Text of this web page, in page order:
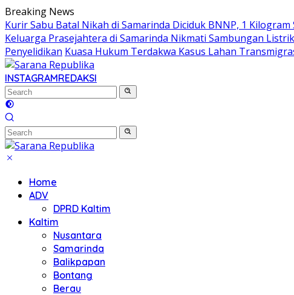
Skip
to
content
Breaking News
Kurir Sabu Batal Nikah di Samarinda Diciduk BNNP, 1 Kilogram
Keluarga Prasejahtera di Samarinda Nikmati Sambungan
Penyelidikan Kuasa Hukum Terdakwa Kasus Lahan
INSTAGRAMREDAKSI
Home
ADV
DPRD Kaltim
Kaltim
Nusantara
Samarinda
Balikpapan
Bontang
Berau